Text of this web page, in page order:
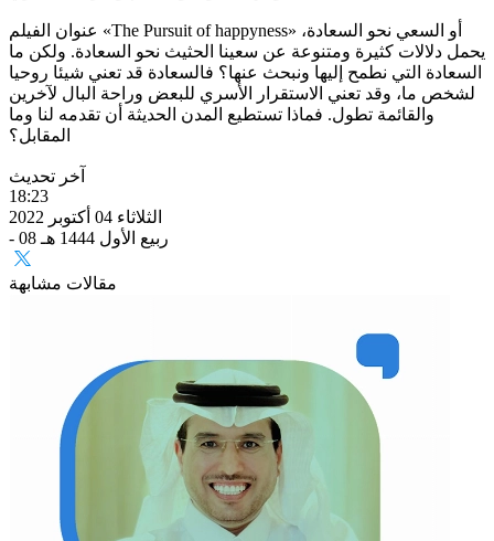
عنوان الفيلم «The Pursuit of happyness» أو السعي نحو السعادة،
يحمل دلالات كثيرة ومتنوعة عن سعينا الحثيث نحو السعادة. ولكن ما
السعادة التي نطمح إليها ونبحث عنها؟ فالسعادة قد تعني شيئا روحيا
لشخص ما، وقد تعني الاستقرار الأسري للبعض وراحة البال لآخرين
والقائمة تطول. فماذا تستطيع المدن الحديثة أن تقدمه لنا وما
المقابل؟
آخر تحديث
18:23
الثلاثاء 04 أكتوبر 2022
- 08 ربيع الأول 1444 هـ
مقالات مشابهة